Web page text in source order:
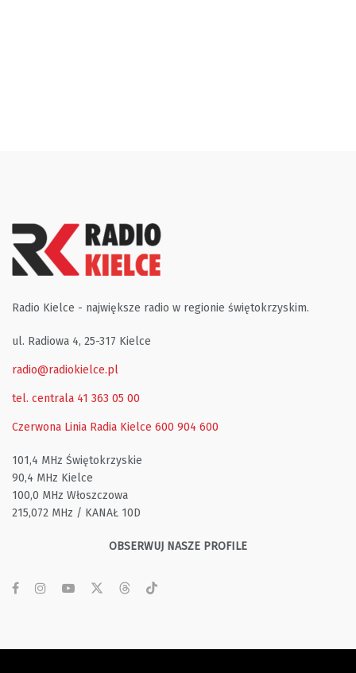
Radio Kielce - największe radio w regionie świętokrzyskim.
ul. Radiowa 4, 25-317 Kielce
radio@radiokielce.pl
tel. centrala 41 363 05 00
Czerwona Linia Radia Kielce 600 904 600
101,4 MHz Świętokrzyskie
90,4 MHz Kielce
100,0 MHz Włoszczowa
215,072 MHz / KANAŁ 10D
OBSERWUJ NASZE PROFILE